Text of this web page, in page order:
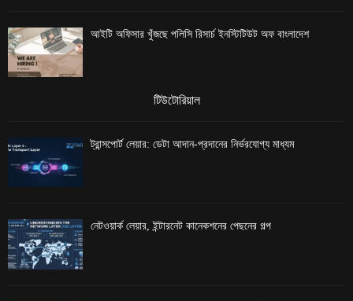
আইটি অফিসার খুঁজছে পলিসি রিসার্চ ইনস্টিটিউট অফ বাংলাদেশ
টিউটোরিয়াল
ট্রান্সপোর্ট লেয়ার: ডেটা আদান-প্রদানের নির্ভরযোগ্য মাধ্যম
নেটওয়ার্ক লেয়ার, ইন্টারনেট কানেকশনের পেছনের গল্প